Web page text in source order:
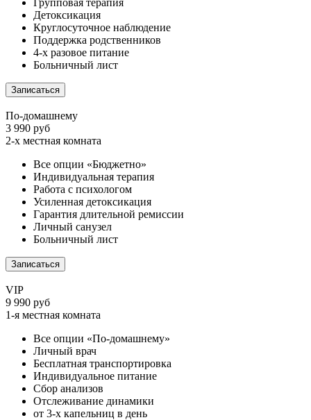
Детоксикация
Круглосуточное наблюдение
Поддержка родственников
4-х разовое питание
Больничный лист
Записаться
По-домашнему
3 990 руб
2-х местная комната
Все опции «Бюджетно»
Индивидуальная терапия
Работа с психологом
Усиленная детоксикация
Гарантия длительной ремиссии
Личный санузел
Больничный лист
Записаться
VIP
9 990 руб
1-я местная комната
Все опции «По-домашнему»
Личный врач
Бесплатная транспортировка
Индивидуальное питание
Сбор анализов
Отслеживание динамики
от 3-х капельниц в день